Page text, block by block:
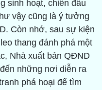
sinh hoạt, chiến đấu
vậy cũng là ý tưởng
Còn nhớ, sau sự kiện
thang đánh phá một
Nhà xuất bản QĐND
những nơi diễn ra
phá hoại để tìm